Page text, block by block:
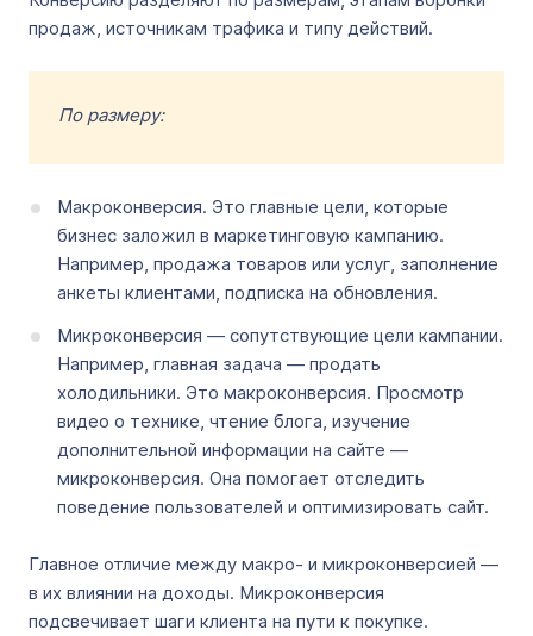
продаж, источникам трафика и типу действий.
По размеру:
Макроконверсия. Это главные цели, которые
бизнес заложил в маркетинговую кампанию.
Например, продажа товаров или услуг, заполнение
анкеты клиентами, подписка на обновления.
Микроконверсия — сопутствующие цели кампании.
Например, главная задача — продать
холодильники. Это макроконверсия. Просмотр
видео о технике, чтение блога, изучение
дополнительной информации на сайте —
микроконверсия. Она помогает отследить
поведение пользователей и оптимизировать сайт.
Главное отличие между макро- и микроконверсией —
в их влиянии на доходы. Микроконверсия
подсвечивает шаги клиента на пути к покупке.